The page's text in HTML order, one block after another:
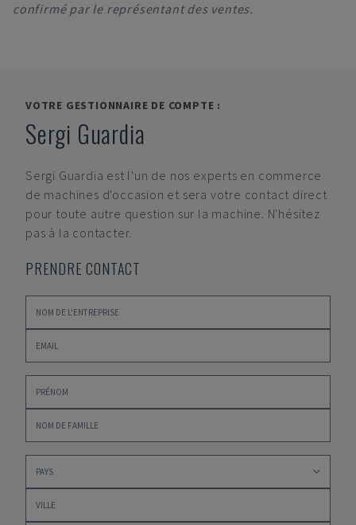
confirmé par le représentant des ventes.
VOTRE GESTIONNAIRE DE COMPTE :
Sergi Guardia
Sergi Guardia est l'un de nos experts en commerce
de machines d'occasion et sera votre contact direct
pour toute autre question sur la machine. N'hésitez
pas à la contacter.
PRENDRE CONTACT